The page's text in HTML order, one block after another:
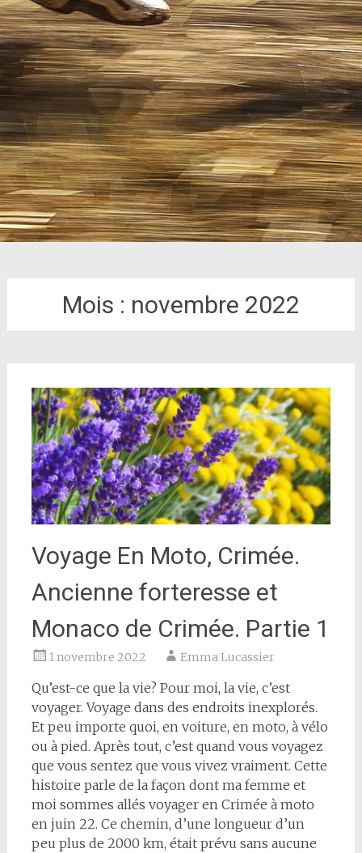
Mois : novembre 2022
Voyage En Moto, Crimée.
Ancienne forteresse et
Monaco de Crimée. Partie 1
1 novembre 2022 Emma Lucassier
Qu’est-ce que la vie? Pour moi, la vie, c’est
voyager. Voyage dans des endroits inexplorés.
Et peu importe quoi, en voiture, en moto, à vélo
ou à pied. Après tout, c’est quand vous voyagez
que vous sentez que vous vivez vraiment. Cette
histoire parle de la façon dont ma femme et
moi sommes allés voyager en Crimée à moto
en juin 22. Ce chemin, d’une longueur d’un
peu plus de 2000 km, était prévu sans aucune